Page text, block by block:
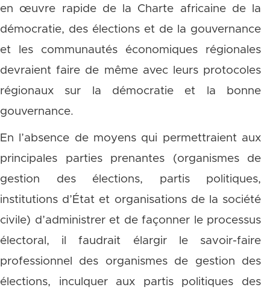
en œuvre rapide de la Charte africaine de la
démocratie, des élections et de la gouvernance
et les communautés économiques régionales
devraient faire de même avec leurs protocoles
régionaux sur la démocratie et la bonne
gouvernance.
En l’absence de moyens qui permettraient aux
principales parties prenantes (organismes de
gestion des élections, partis politiques,
institutions d’État et organisations de la société
civile) d’administrer et de façonner le processus
électoral, il faudrait élargir le savoir-faire
professionnel des organismes de gestion des
élections, inculquer aux partis politiques des